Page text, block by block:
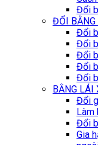
Đổi
ĐỔI BẰNG
Đổi
Đổi
Đổi
Đổi
Đổi
BẰNG LÁI
Đổi
Làm
Đổi
Gia